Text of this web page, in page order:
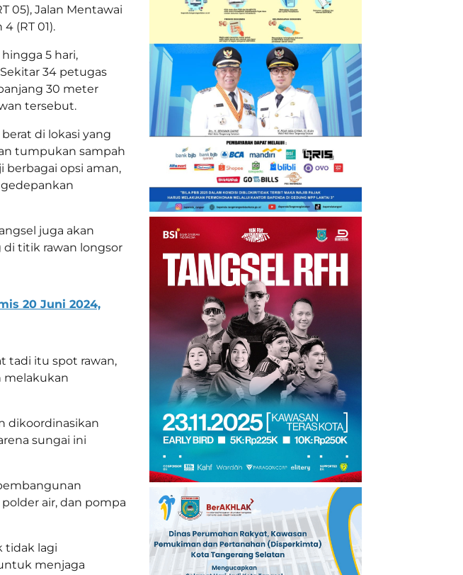
05), Jalan Mentawai
(RT 01).
5 hari,
34 petugas
30 meter
tersebut.
di lokasi yang
tumpukan sampah
berbagai opsi aman,
juga akan
titik rawan longsor
20 Juni 2024,
tadi itu spot rawan,
melakukan
dikoordinasikan
sungai ini
air, dan pompa
tidak lagi
menjaga